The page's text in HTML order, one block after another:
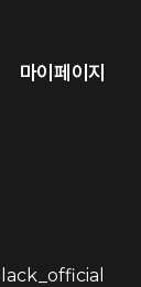
마이페이지